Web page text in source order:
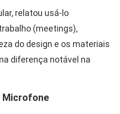
relatou usá-lo
(meetings),
do design e os materiais
diferença notável na
Microfone